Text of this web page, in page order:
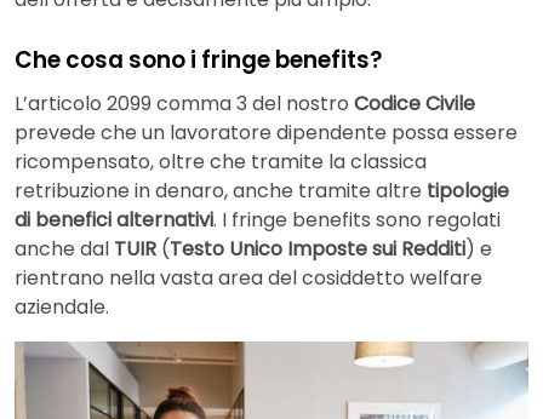
Che cosa sono i fringe benefits?
L’articolo 2099 comma 3 del nostro Codice Civile
prevede che un lavoratore dipendente possa essere
ricompensato, oltre che tramite la classica
retribuzione in denaro, anche tramite altre tipologie
di benefici alternativi. I fringe benefits sono regolati
anche dal TUIR (Testo Unico Imposte sui Redditi) e
rientrano nella vasta area del cosiddetto welfare
aziendale.